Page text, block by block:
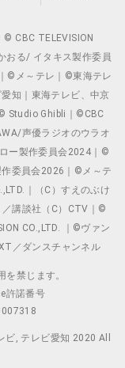
CBC TELEVISION
おる/ イタキス製作委員
©メ～テレ｜©東海テレ
知｜東海テレビ、中京
Studio Ghibli｜©CBC
声優ラジオのウラオ
ー製作委員会2024｜©
委員会2026｜©メ～テ
｜（C）すえのぶけ
講談社（C）CTV｜©
CO.,LTD. ｜©ヴァン
／ダンスチャンネル
禁じます。
許諾番号
, テレビ愛知 2020 All